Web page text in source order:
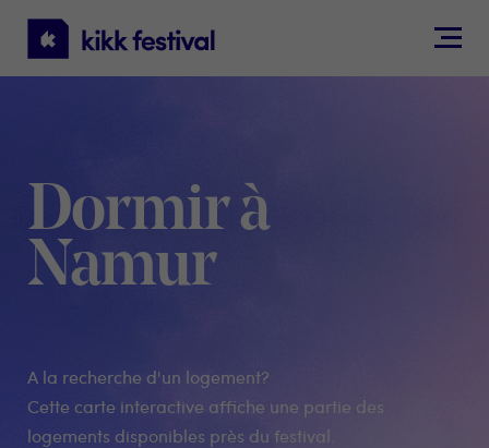
KIKK
Festival
Dormir à
Namur
A la recherche d'un logement?
Cette carte interactive affiche une partie des
logements disponibles près du festival.